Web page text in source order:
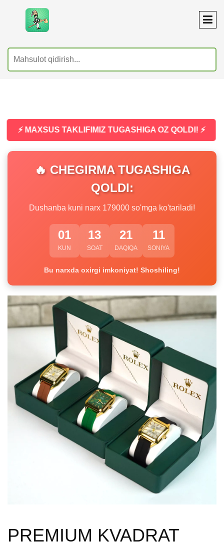
⚡ MAXSUS TAKLIFIMIZ TUGASHIGA OZ QOLDI! ⚡
🔥 CHEGIRMA TUGASHIGA
QOLDI:
Dushanba kuni narx 179000 so'mga ko'tariladi!
01
KUN
13
SOAT
21
DAQIQA
10
SONIYA
Bu narxda oxirgi imkoniyat! Shoshiling!
PREMIUM KVADRAT